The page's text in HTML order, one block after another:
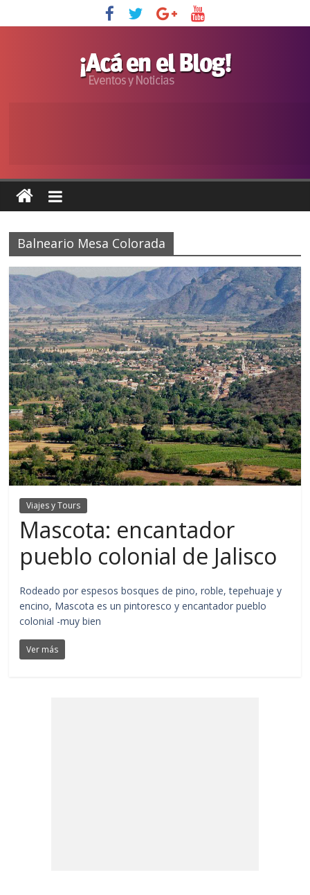
Balneario Mesa Colorada
Viajes y Tours
Mascota: encantador
pueblo colonial de Jalisco
Rodeado por espesos bosques de pino, roble, tepehuaje y
encino, Mascota es un pintoresco y encantador pueblo
colonial -muy bien
Ver más